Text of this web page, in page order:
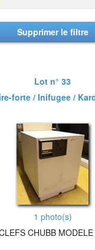
Supprimer le filtre
Lot n° 33
forte / Inifugee /
1 photo(s)
CHUBB MODELE